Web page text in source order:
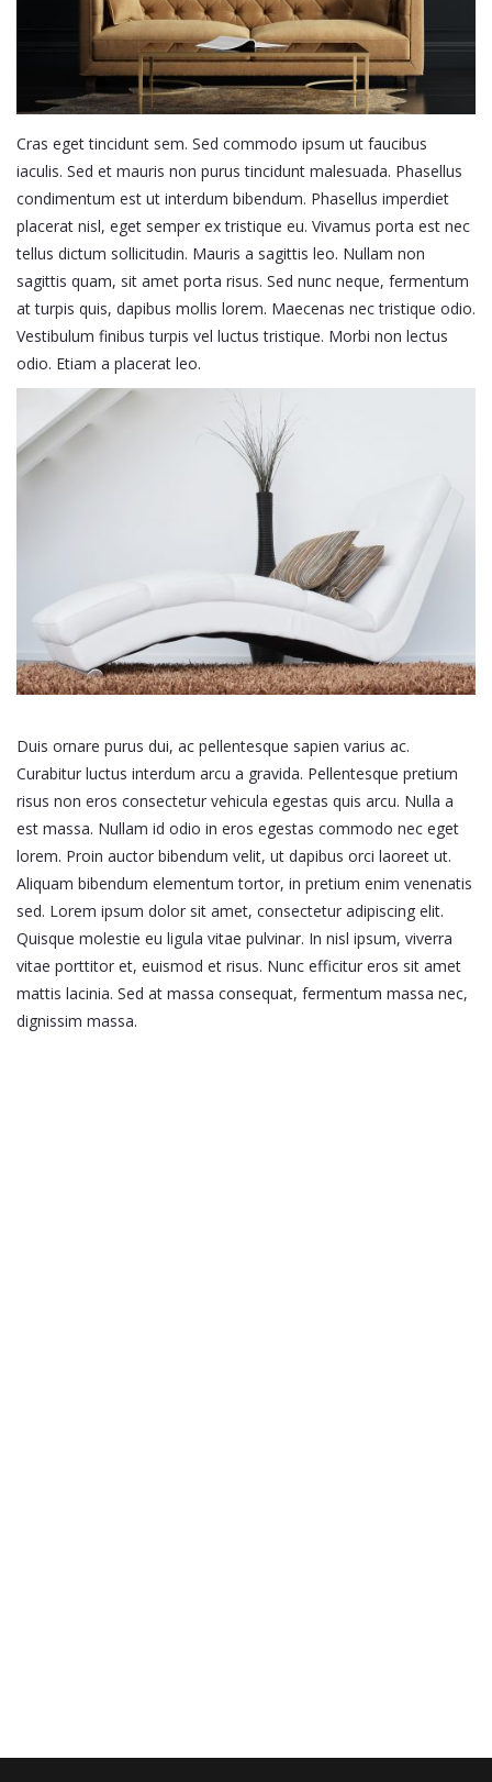
Cras eget tincidunt sem. Sed commodo ipsum ut faucibus
iaculis. Sed et mauris non purus tincidunt malesuada. Phasellus
condimentum est ut interdum bibendum. Phasellus imperdiet
placerat nisl, eget semper ex tristique eu. Vivamus porta est nec
tellus dictum sollicitudin. Mauris a sagittis leo. Nullam non
sagittis quam, sit amet porta risus. Sed nunc neque, fermentum
at turpis quis, dapibus mollis lorem. Maecenas nec tristique odio.
Vestibulum finibus turpis vel luctus tristique. Morbi non lectus
odio. Etiam a placerat leo.
Duis ornare purus dui, ac pellentesque sapien varius ac.
Curabitur luctus interdum arcu a gravida. Pellentesque pretium
risus non eros consectetur vehicula egestas quis arcu. Nulla a
est massa. Nullam id odio in eros egestas commodo nec eget
lorem. Proin auctor bibendum velit, ut dapibus orci laoreet ut.
Aliquam bibendum elementum tortor, in pretium enim venenatis
sed. Lorem ipsum dolor sit amet, consectetur adipiscing elit.
Quisque molestie eu ligula vitae pulvinar. In nisl ipsum, viverra
vitae porttitor et, euismod et risus. Nunc efficitur eros sit amet
mattis lacinia. Sed at massa consequat, fermentum massa nec,
dignissim massa.